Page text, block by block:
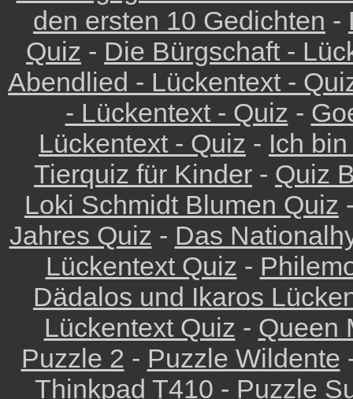
den ersten 10 Gedichten -
Quiz - Die Bürgschaft -
Abendlied - Lückentext -
- Lückentext - Quiz -
Lückentext - Quiz - Ich
Tierquiz für Kinder - Quiz
Loki Schmidt Blumen Quiz
Jahres Quiz - Das
Lückentext Quiz -
Dädalos und Ikaros
Lückentext Quiz - Queen
Puzzle 2 - Puzzle Wildente
Thinkpad T410 - Puzzle